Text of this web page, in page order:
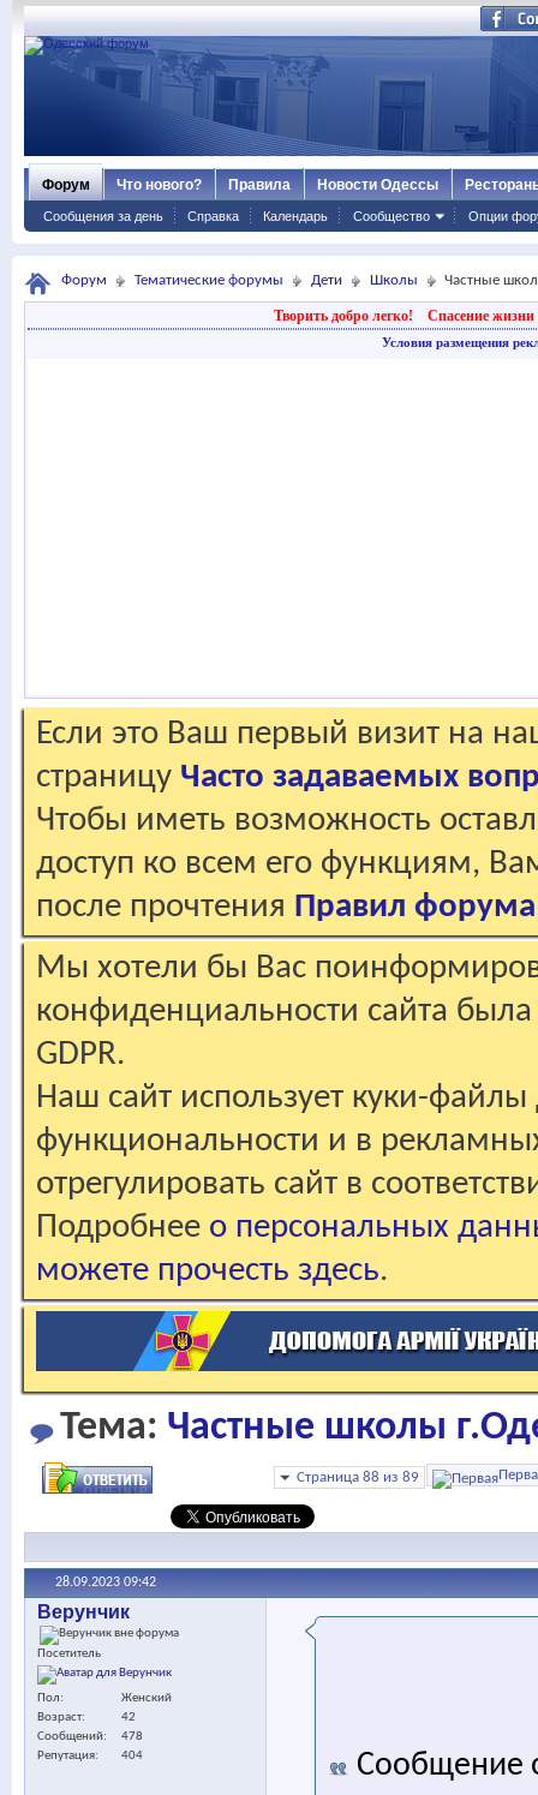
Форум
Сообщения за день Справка Календарь Сообщество Опции
Что нового? Правила Новости Одессы
Форум Тематические форумы Дети Школы Частные
Творить добро легко! Спасение жизни
Условия размещения
Если это Ваш первый визит на
страницу Часто задаваемых
Чтобы иметь возможность
доступ ко всем его функциям,
после прочтения Правил форума
Мы хотели бы Вас
конфиденциальности сайта
GDPR.
Наш сайт использует куки-файлы
функциональности и в
отрегулировать сайт в
Подробнее о персональных
можете прочесть здесь.
Тема: Частные школы
Страница 88 из 89
28.09.2023 09:42
Верунчик
Посетитель
Пол
Женский
Возраст
42
Сообщений
478
Репутация
404 Сообщение